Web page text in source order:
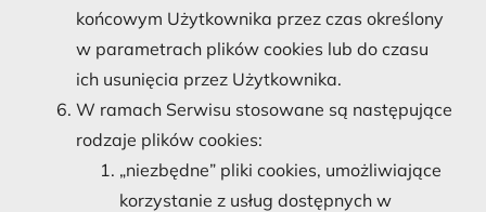
końcowym Użytkownika przez czas określony
w parametrach plików cookies lub do czasu
ich usunięcia przez Użytkownika.
W ramach Serwisu stosowane są następujące
rodzaje plików cookies:
„niezbędne” pliki cookies, umożliwiające
korzystanie z usług dostępnych w